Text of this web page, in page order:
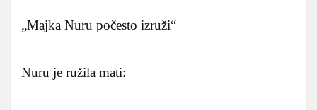
„Majka Nuru počesto izruži“
Nuru je ružila mati: